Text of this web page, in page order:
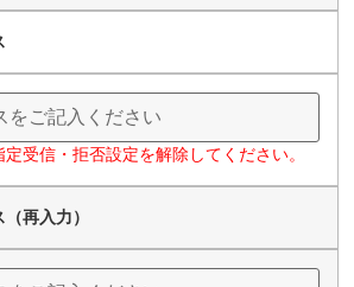
受信・拒否設定を解除してください。
再入力）